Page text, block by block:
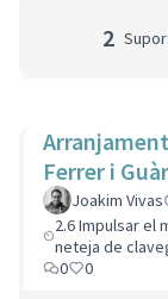
2
Ferrer i
Joakim Vivas
2.6 Impulsar el
neteja de
0
0